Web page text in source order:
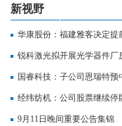
新视野
华康股份：福建雅客决定提
锐科激光拟开展光学器件厂
国睿科技：子公司恩瑞特预
经纬纺机：公司股票继续停
9月11日晚间重要公告集锦